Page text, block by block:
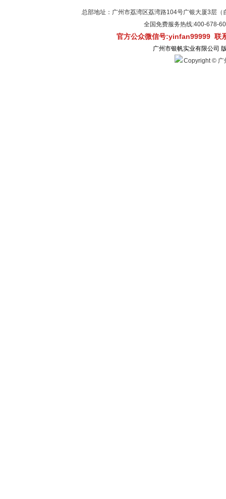
总部地址：广州市荔湾区荔湾路104号广银大厦3层
全国免费服务热线:400-
官方公众微信号:yinfan99999 联
广州市银帆实业有限公司
Copyright © 广